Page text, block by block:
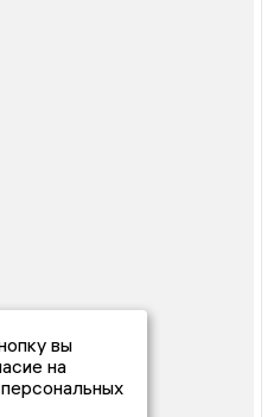
вы
на